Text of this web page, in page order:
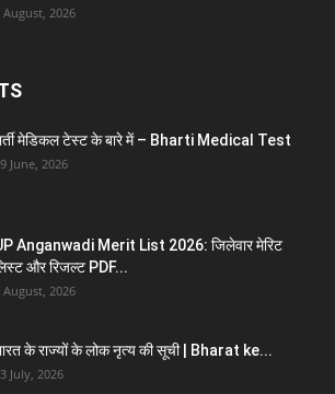
August, 2026
मेडिकल टेस्ट के बारे में – Bharti Medical Test
June, 2026
Anganwadi Merit List 2026: जिलेवार मेरिट
और रिजल्ट PDF...
August, 2026
के राज्यों के लोक नृत्य की सूची | Bharat ke...
July, 2026